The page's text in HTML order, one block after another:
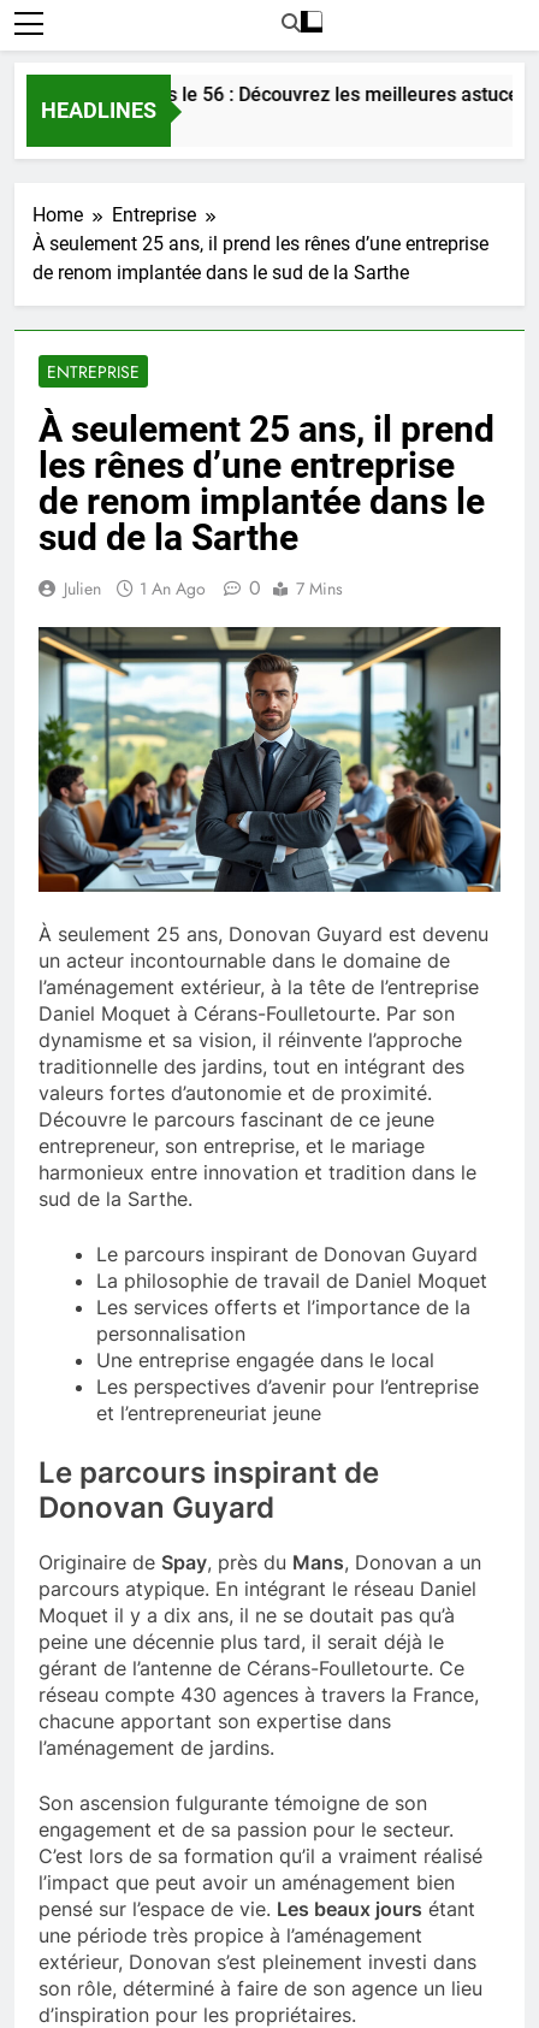
HEADLINES
dans le 56 : Découvrez les meilleures astuces en
Home
Entreprise
À seulement 25 ans, il prend les rênes d’une entreprise
de renom implantée dans le sud de la Sarthe
ENTREPRISE
À seulement 25 ans, il prend
les rênes d’une entreprise
de renom implantée dans le
sud de la Sarthe
Julien 1 An Ago 0 7 Mins
À seulement 25 ans, Donovan Guyard est devenu
un acteur incontournable dans le domaine de
l’aménagement extérieur, à la tête de l’entreprise
Daniel Moquet à Cérans-Foulletourte. Par son
dynamisme et sa vision, il réinvente l’approche
traditionnelle des jardins, tout en intégrant des
valeurs fortes d’autonomie et de proximité.
Découvre le parcours fascinant de ce jeune
entrepreneur, son entreprise, et le mariage
harmonieux entre innovation et tradition dans le
sud de la Sarthe.
Le parcours inspirant de Donovan Guyard
La philosophie de travail de Daniel Moquet
Les services offerts et l’importance de la
personnalisation
Une entreprise engagée dans le local
Les perspectives d’avenir pour l’entreprise
et l’entrepreneuriat jeune
Le parcours inspirant de
Donovan Guyard
Originaire de Spay, près du Mans, Donovan a un
parcours atypique. En intégrant le réseau Daniel
Moquet il y a dix ans, il ne se doutait pas qu’à
peine une décennie plus tard, il serait déjà le
gérant de l’antenne de Cérans-Foulletourte. Ce
réseau compte 430 agences à travers la France,
chacune apportant son expertise dans
l’aménagement de jardins.
Son ascension fulgurante témoigne de son
engagement et de sa passion pour le secteur.
C’est lors de sa formation qu’il a vraiment réalisé
l’impact que peut avoir un aménagement bien
pensé sur l’espace de vie. Les beaux jours étant
une période très propice à l’aménagement
extérieur, Donovan s’est pleinement investi dans
son rôle, déterminé à faire de son agence un lieu
d’inspiration pour les propriétaires.